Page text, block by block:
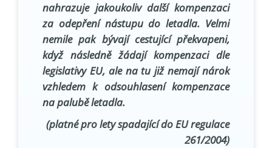
nahrazuje jakoukoliv další kompenzaci
za odepření nástupu do letadla. Velmi
nemile pak bývají cestující překvapeni,
když následně žádají kompenzaci dle
legislativy EU, ale na tu již nemají nárok
vzhledem k odsouhlasení kompenzace
na palubě letadla.
(platné pro lety spadající do EU regulace
261/2004)